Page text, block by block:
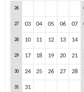
26
27 03 04 05 06 07
28 10 11 12 13 14
29 17 18 19 20 21
30 24 25 26 27 28
31 31